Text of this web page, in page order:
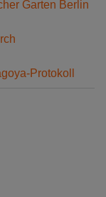
Garten Berlin
Protokoll